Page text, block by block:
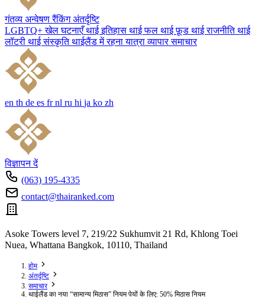
गंतव्य अन्वेषण रैंकिंग अंतर्दृष्टि
LGBTQ+ खेल घटनाएँ थाई इतिहास थाई फल थाई फ़ूड थाई राजनीति थाई
लॉटरी थाई संस्कृति थाईलैंड में रहना यात्रा व्यापार समाचार
en th de es fr nl ru hi ja ko zh
विज्ञापन दें
(063) 195-4335
contact@thairanked.com
Asoke Towers level 7, 219/22 Sukhumvit 21 Rd, Khlong Toei
Nuea, Whattana Bangkok, 10110, Thailand
होम
अंतर्दृष्टि
समाचार
थाईलैंड का नया “सामान्य मिठास” नियम पेयों के लिए: 50% मिठास नियम